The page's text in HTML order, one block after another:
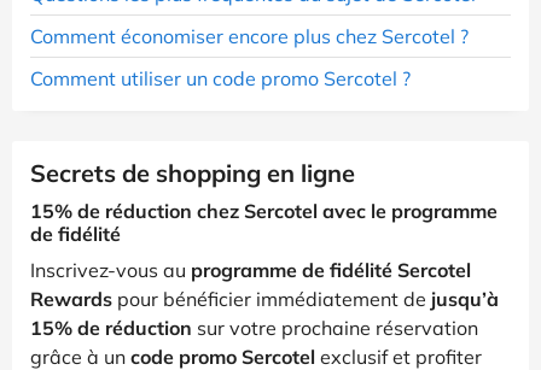
Comment économiser encore plus chez Sercotel ?
Comment utiliser un code promo Sercotel ?
Secrets de shopping en ligne
15% de réduction chez Sercotel avec le programme
de fidélité
Inscrivez-vous au programme de fidélité Sercotel
Rewards pour bénéficier immédiatement de jusqu’à
15% de réduction sur votre prochaine réservation
grâce à un code promo Sercotel exclusif et profiter